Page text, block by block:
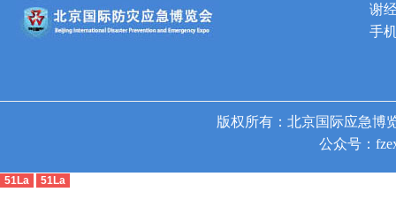
谢
手
版权所有：北京国际应急博
公众号：
51La 51La